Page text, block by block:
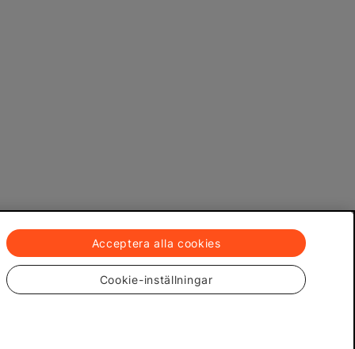
Acceptera alla cookies
Cookie-inställningar